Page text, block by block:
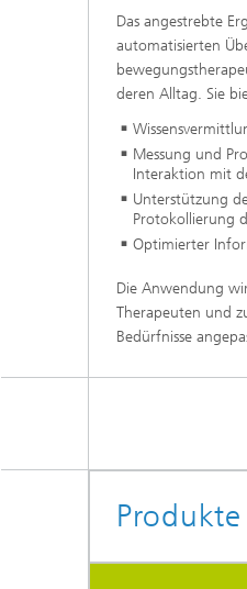
Das angestrebte
automatisierten
deren Alltag. Sie
Messung und
Interaktion mit
Unterstützung
Protokollierung
Optimierter
Die Anwendung
Therapeuten und
Bedürfnisse